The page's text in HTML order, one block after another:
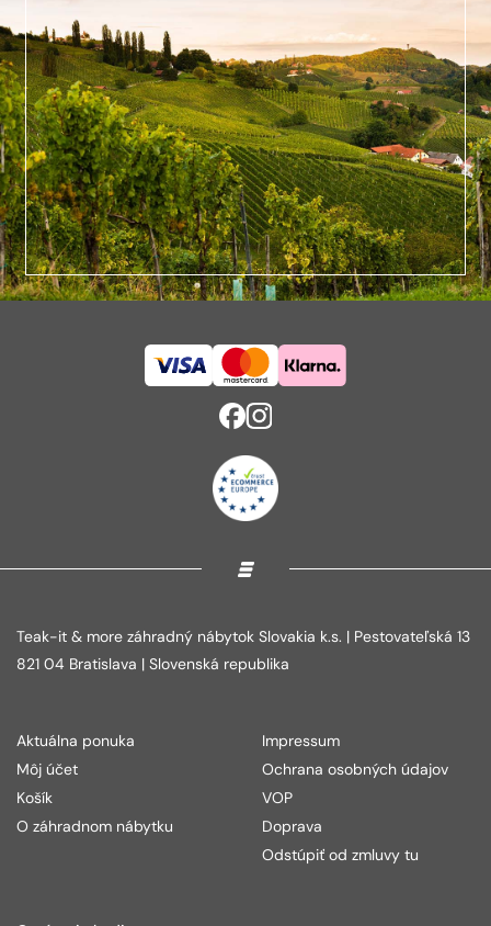
Teak-it & more záhradný nábytok Slovakia k.s. | Pestovateľská 13
821 04 Bratislava | Slovenská republika
Aktuálna ponuka
Môj účet
Košík
O záhradnom nábytku
Impressum
Ochrana osobných údajov
VOP
Doprava
Odstúpiť od zmluvy tu